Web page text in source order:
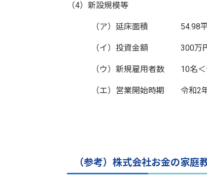
（4）新設規模等
（ア）延床面積 54.98平方
（イ）投資金額 300万
（ウ）新規雇用者数 10名＜
（エ）営業開始時期 令和2年
（参考）株式会社お金の家